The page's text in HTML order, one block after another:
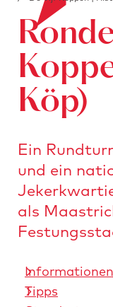
r
S
r
e
i
t
e
Köp)
Ein
und ein
als
t
e
r
l
e
t
e
n
Informationen
Tipps